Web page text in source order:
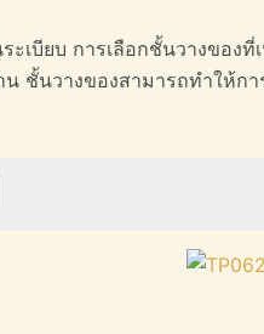
เบียบ การเลือกชั้นวางของ
นวางของสามารถทำให้การ